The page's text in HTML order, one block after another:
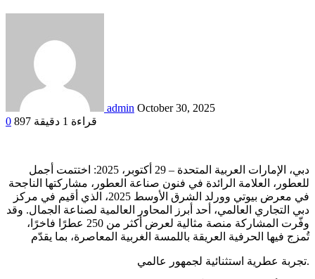
admin October 30, 2025
0 897 قراءة 1 دقيقة
دبي، الإمارات العربية المتحدة – 29 أكتوبر، 2025: اختتمت أجمل
للعطور، العلامة الرائدة في فنون صناعة العطور، مشاركتها الناجحة
في معرض بيوتي وورلد الشرق الأوسط 2025، الذي أقيم في مركز
دبي التجاري العالمي، أحد أبرز المحاور العالمية لصناعة الجمال. وقد
وفّرت المشاركة منصة مثالية لعرض أكثر من 250 عطرًا فاخرًا،
تُمزج فيها الحرفية العريقة باللمسة الغربية المعاصرة، بما يقدّم
تجربة عطرية استثنائية لجمهور عالمي.